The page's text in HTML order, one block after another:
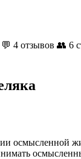
💬 4 отзывов 👥 6
осмысленной